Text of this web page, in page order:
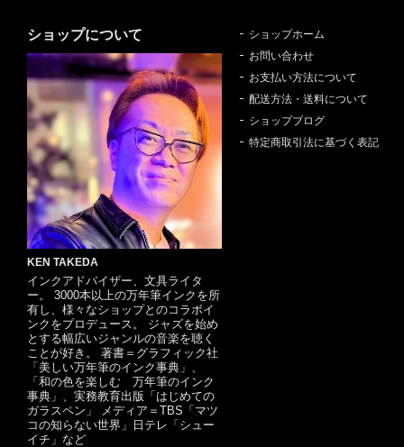
ショップについて
KEN TAKEDA
インクアドバイザー、文具ライタ
ー。 3000本以上の万年筆インクを所
有し、様々なショップとのコラボイ
ンクをプロデュース。 ジャズを始め
とする幅広いジャンルの音楽を聴く
ことが好き。 著書＝グラフィック社
「美しい万年筆のインク事典」、
「和の色を楽しむ 万年筆のインク
事典」、実務教育出版「はじめての
ガラスペン」 メディア＝TBS「マツ
コの知らない世界」日テレ「シュー
イチ」など
ショップホーム
お問い合わせ
お支払い方法について
配送方法・送料について
ショップブログ
特定商取引法に基づく表記